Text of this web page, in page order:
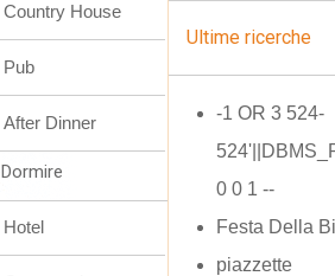
Ultime ricerche
-1 OR 3 524-
0 0 1 --
Festa Della
piazzette
Country House
Pub
After Dinner
Dormire
Hotel